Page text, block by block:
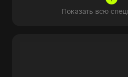
Показать всю